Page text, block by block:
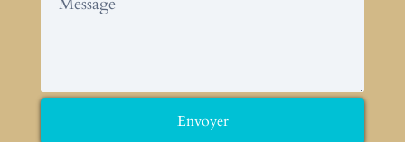
Envoyer